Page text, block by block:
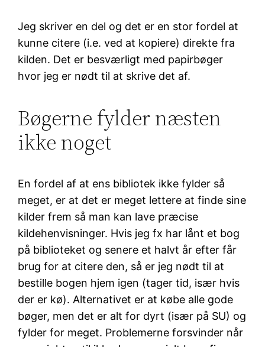
Jeg skriver en del og det er en stor fordel at
kunne citere (i.e. ved at kopiere) direkte fra
kilden. Det er besværligt med papirbøger
hvor jeg er nødt til at skrive det af.
Bøgerne fylder næsten
ikke noget
En fordel af at ens bibliotek ikke fylder så
meget, er at det er meget lettere at finde sine
kilder frem så man kan lave præcise
kildehenvisninger. Hvis jeg fx har lånt et bog
på biblioteket og senere et halvt år efter får
brug for at citere den, så er jeg nødt til at
bestille bogen hjem igen (tager tid, især hvis
der er kø). Alternativet er at købe alle gode
bøger, men det er alt for dyrt (især på SU) og
fylder for meget. Problemerne forsvinder når